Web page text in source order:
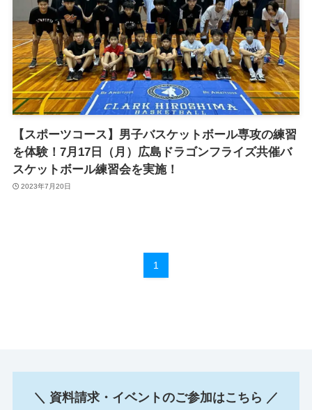
【スポーツコース】男子バスケットボール専攻の練習
を体験！7月17日（月）広島ドラゴンフライズ共催バ
スケットボール練習会を実施！
2023年7月20日
1
＼ 資料請求・イベントのご参加はこちら ／